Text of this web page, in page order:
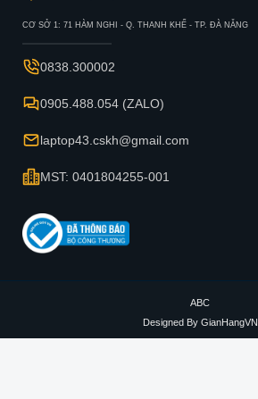
CƠ SỞ 1: 71 HÀM NGHI - Q. THANH KHẾ - TP. ĐÀ NẴNG
0838.300002
0905.488.054 (ZALO)
laptop43.cskh@gmail.com
MST: 0401804255-001
ABC
Designed By GianHangVN